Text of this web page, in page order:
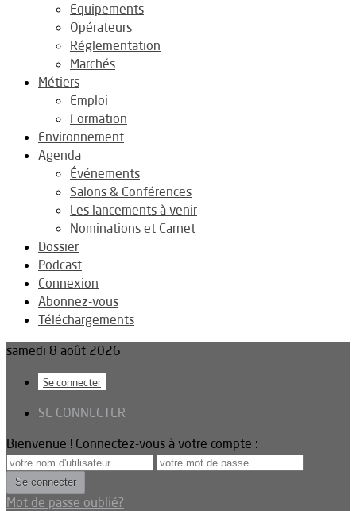
Equipements
Opérateurs
Réglementation
Marchés
Métiers
Emploi
Formation
Environnement
Agenda
Événements
Salons & Conférences
Les lancements à venir
Nominations et Carnet
Dossier
Podcast
Connexion
Abonnez-vous
Téléchargements
samedi 8 août 2026
Se connecter
SE CONNECTER
Bienvenue ! Connectez-vous à votre compte :
Mot de passe oublié?